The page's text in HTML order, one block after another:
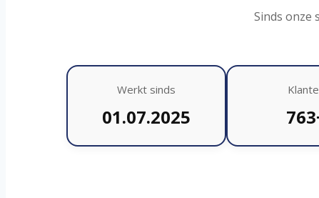
Sinds onze
Werkt sinds
01.07.2025